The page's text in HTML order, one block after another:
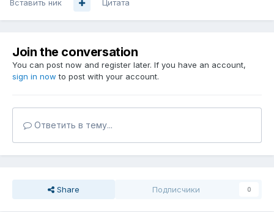
Вставить ник Цитата
Join the conversation
You can post now and register later. If you have an account,
sign in now to post with your account.
Ответить в тему...
Share Подписчики 0